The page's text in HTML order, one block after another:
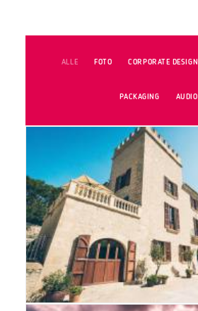
ALLE FOTO CORPORATE DESIGN
PACKAGING AUDIO